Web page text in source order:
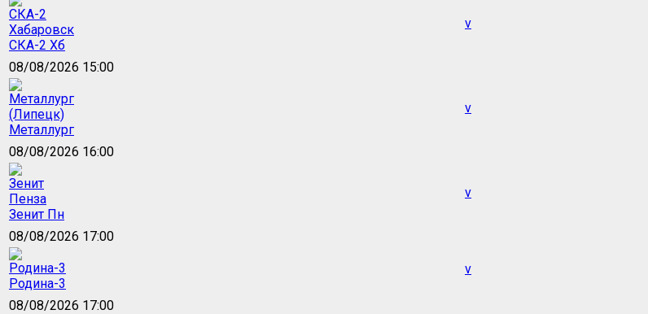
СКА-2 Хб
v
08/08/2026 15:00
Металлург
v
08/08/2026 16:00
Зенит Пн
v
08/08/2026 17:00
Родина-3
v
08/08/2026 17:00